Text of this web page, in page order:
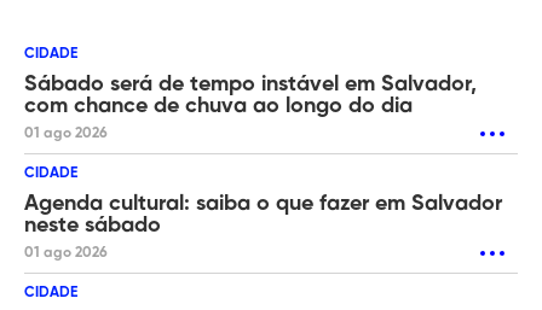
CIDADE
Sábado será de tempo instável em Salvador,
com chance de chuva ao longo do dia
01 ago 2026
CIDADE
Agenda cultural: saiba o que fazer em Salvador
neste sábado
01 ago 2026
CIDADE